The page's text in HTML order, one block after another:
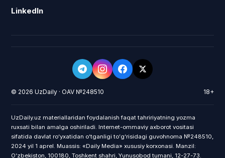
LinkedIn
© 2026 UzDaily · OAV №248510 18+
UzDaily.uz materiallaridan foydalanish faqat tahririyatning yozma
ruxsati bilan amalga oshiriladi. Internet-ommaviy axborot vositasi
sifatida davlat roʻyxatidan oʻtganligi toʻgʻrisidagi guvohnoma №248510,
2024 yil 1 aprel. Muassis: «Daily Media» xususiy korxonasi. Manzil:
Oʻzbekiston, 100180, Toshkent shahri, Yunusobod tumani, 12-27-73.